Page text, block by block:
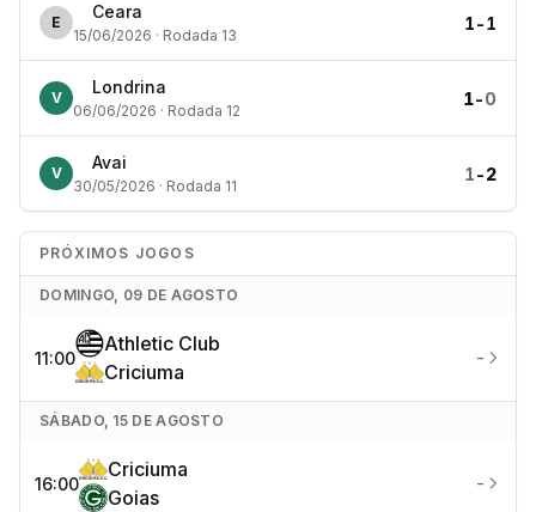
E
Ceara
15/06/2026 · Rodada 13
1-1
V
Londrina
06/06/2026 · Rodada 12
1-0
V
Avai
30/05/2026 · Rodada 11
1-2
PRÓXIMOS JOGOS
DOMINGO, 09 DE AGOSTO
11:00
Athletic Club
Criciuma
-
SÁBADO, 15 DE AGOSTO
16:00
Criciuma
Goias
-